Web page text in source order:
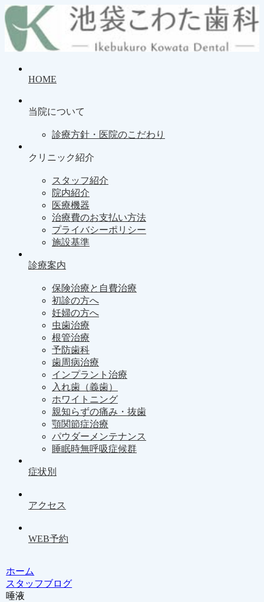
HOME
当院について
診療方針・医院のこだわり
クリニック紹介
スタッフ紹介
院内紹介
医療機器
治療費のお支払い方法
プライバシーポリシー
施設基準
診療案内
保険治療と自費治療
初診の方へ
妊婦の方へ
虫歯治療
根管治療
予防歯科
歯周病治療
インプラント治療
入れ歯（義歯）
ホワイトニング
親知らずの痛み・抜歯
顎関節症治療
パウダーメンテナンス
睡眠時無呼吸症候群
症状別
アクセス
WEB予約
ホーム
スタッフブログ
唾液